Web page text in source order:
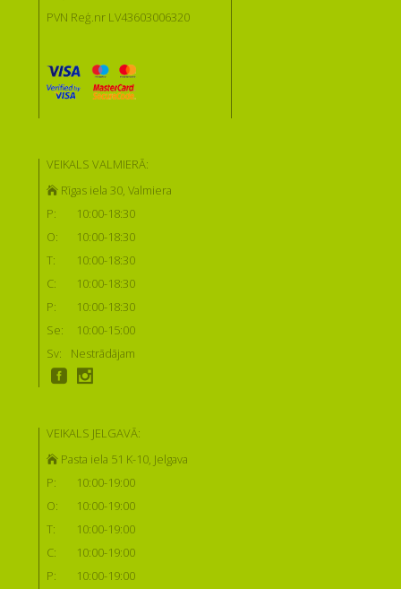
PVN Reģ.nr LV43603006320
VEIKALS VALMIERĀ:
Rīgas iela 30, Valmiera
P:
10:00-18:30
O:
10:00-18:30
T:
10:00-18:30
C:
10:00-18:30
P:
10:00-18:30
Se:
10:00-15:00
Sv:
Nestrādājam
VEIKALS JELGAVĀ:
Pasta iela 51 K-10, Jelgava
P:
10:00-19:00
O:
10:00-19:00
T:
10:00-19:00
C:
10:00-19:00
P:
10:00-19:00